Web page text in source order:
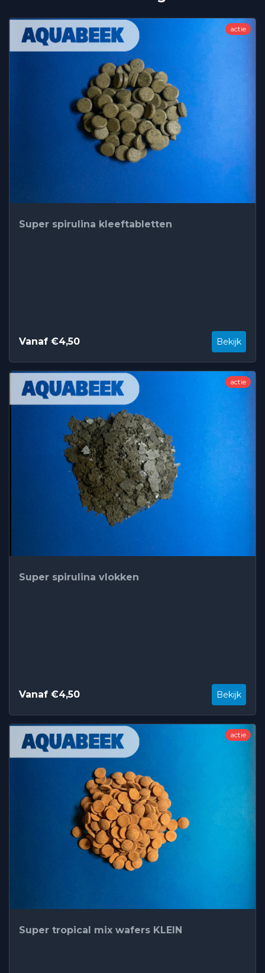
actie
Super spirulina kleeftabletten
Vanaf €4,50 Bekijk
actie
Super spirulina vlokken
Vanaf €4,50 Bekijk
actie
Super tropical mix wafers KLEIN